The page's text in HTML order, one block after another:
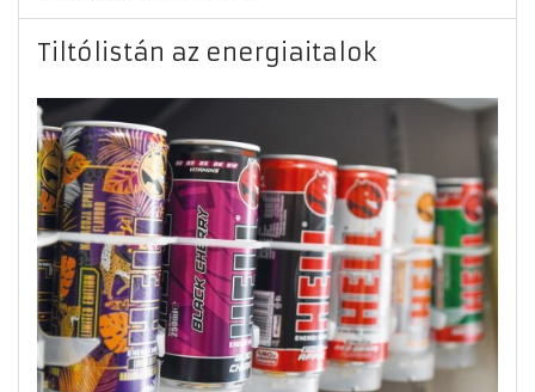
Tiltólistán az energiaitalok